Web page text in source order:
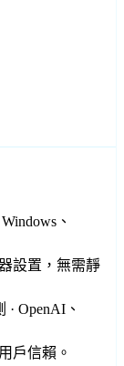
、
設置，無需靜
OpenAI、
戶信賴。